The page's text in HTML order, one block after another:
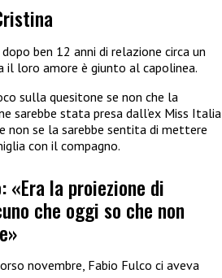
dopo ben 12 anni di relazione circa un
il loro amore è giunto al capolinea.
sulla quesitone se non che la
sarebbe stata presa dall’ex Miss Italia
non se la sarebbe sentita di mettere
con il compagno.
«Era la proiezione di
che oggi so che non
novembre, Fabio Fulco ci aveva